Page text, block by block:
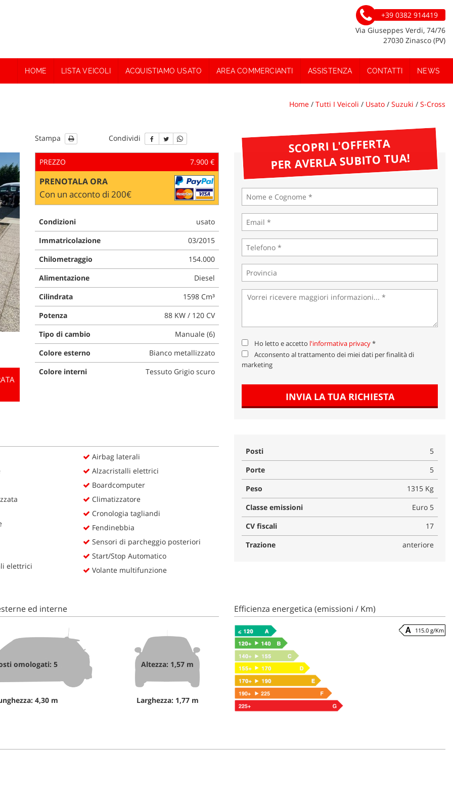
+39 0382 914419
Via Giuseppes Verdi, 74/76
27030 Zinasco (PV)
HOME LISTA VEICOLI ACQUISTIAMO USATO AREA COMMERCIANTI ASSISTENZA CONTATTI NEWS
Home / Tutti I Veicoli / Usato / Suzuki / S-Cross
Stampa Condividi
PREZZO 7.900 €
PRENOTALA ORA
Con un acconto di 200€
Condizioni
usato
Immatricolazione
03/2015
Chilometraggio
154.000
Alimentazione
Diesel
Cilindrata
1598 Cm³
Potenza
88 KW / 120 CV
Tipo di cambio
Manuale (6)
Colore esterno
Bianco metallizzato
Colore interni
Tessuto Grigio scuro
SCOPRI L'OFFERTA
PER AVERLA SUBITO TUA!
Ho letto e accetto l'informativa privacy*
Acconsento al trattamento dei miei dati per finalità di
marketing
INVIA LA TUA RICHIESTA
elettrici
Airbag laterali
Alzacristalli elettrici
Boardcomputer
Climatizzatore
Cronologia tagliandi
Fendinebbia
Sensori di parcheggio posteriori
Start/Stop Automatico
Volante multifunzione
Posti
5
Porte
5
Peso
1315 Kg
Classe emissioni
Euro 5
CV fiscali
17
Trazione
anteriore
ed interne
omologati: 5
4,30 m
Altezza: 1,57 m
Larghezza: 1,77 m
Efficienza energetica (emissioni / Km)
115.0 g/Km